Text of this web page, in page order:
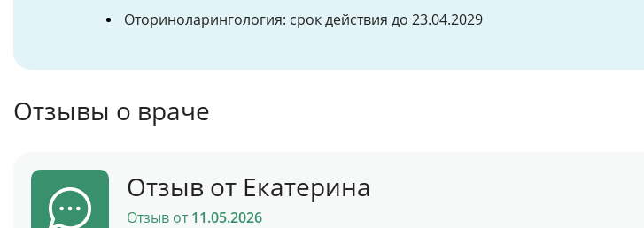
Оториноларингология: срок действия до 23.04.2029
Отзывы о враче
Отзыв от Екатерина
Отзыв от11.05.2026